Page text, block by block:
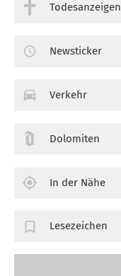
Todesanzeigen
Newsticker
Verkehr
Dolomiten
In der Nähe
Lesezeichen